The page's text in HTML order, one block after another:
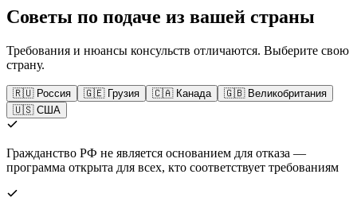
Советы по подаче из вашей страны
Требования и нюансы консульств отличаются. Выберите свою
страну.
🇷🇺 Россия 🇬🇪 Грузия 🇨🇦 Канада
🇬🇧 Великобритания
🇺🇸 США
Гражданство РФ не является основанием для отказа —
программа открыта для всех, кто соответствует требованиям